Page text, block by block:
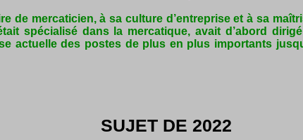
de mercaticien, à sa culture d’entreprise et à sa
spécialisé dans la mercatique, avait d’abord
actuelle des postes de plus en plus importants
SUJET DE 2022